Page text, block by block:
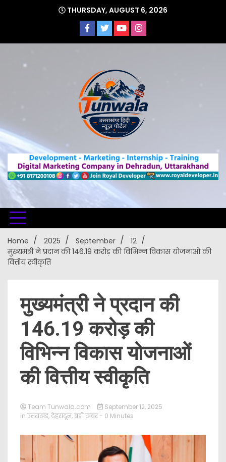
THURSDAY, AUGUST 6, 2026
Uttarakhand Hindi News Portal
Home 2025 September
12
मुख्यमंत्री ने प्रदान की 146.19 करोड़ की विभिन्न विकास योजनाओं की
वित्तीय स्वीकृति
मुख्यमंत्री ने प्रदान की
146.19 करोड़ की
विभिन्न विकास योजनाओं
की वित्तीय स्वीकृति
Team Tunwala.com
September 12, 2025
in उत्तराखंड,देहरादून,बड़ी खबर - 0 Minutes